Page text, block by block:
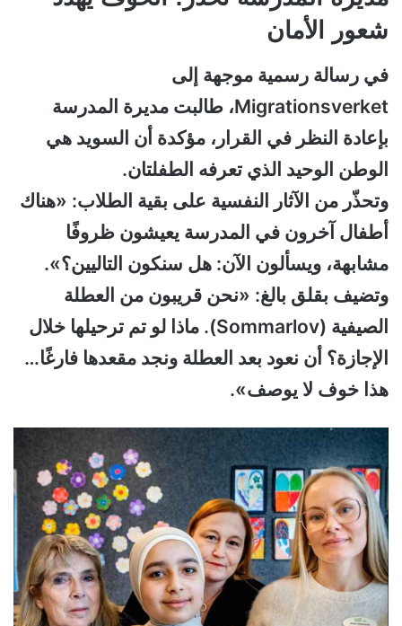
شعور الأمان
في رسالة رسمية موجهة إلى
Migrationsverket، طالبت مديرة المدرسة
بإعادة النظر في القرار، مؤكدة أن السويد هي
الوطن الوحيد الذي تعرفه الطفلتان.
وتحذّر من الآثار النفسية على بقية الطلاب: «هناك
أطفال آخرون في المدرسة يعيشون ظروفًا
مشابهة، ويسألون الآن: هل سنكون التاليين؟».
وتضيف بقلق بالغ: «نحن قريبون من العطلة
الصيفية (Sommarlov). ماذا لو تم ترحيلها خلال
الإجازة؟ أن نعود بعد العطلة ونجد مقعدها فارغًا…
هذا خوف لا يوصف».